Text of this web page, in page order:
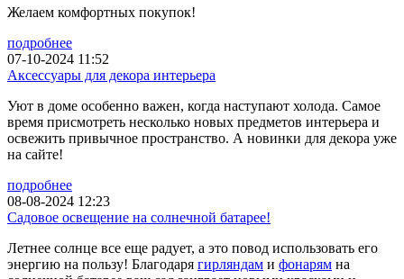
Желаем комфортных покупок!
подробнее
07-10-2024 11:52
Аксессуары для декора интерьера
Уют в доме особенно важен, когда наступают холода. Самое
время присмотреть несколько новых предметов интерьера и
освежить привычное пространство. А новинки для декора уже
на сайте!
подробнее
08-08-2024 12:23
Садовое освещение на солнечной батарее!
Летнее солнце все еще радует, а это повод использовать его
энергию на пользу! Благодаря гирляндам и фонарям на